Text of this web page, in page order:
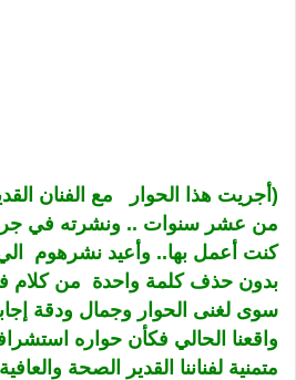
(أجريت هذا الحوار
مع الفنان
من عشر سنوات .. ونشرته في
كنت أعمل بها.. وأعيد نشرهوم
بدون حذف كلمة واحدة من كلام
سوى لغنى الحوار وجمال ودقة
واقعنا الحالي فكأن حواره
متمنية لفناننا القدير الصحة